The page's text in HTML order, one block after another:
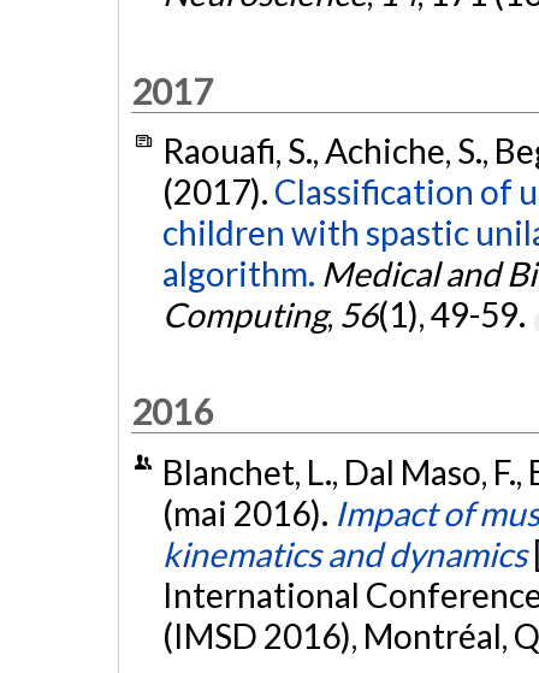
2017
Raouafi, S., Achiche, S.,
(2017). Classification of
children with spastic
algorithm. Medical and
Computing, 56(1), 49-59.
2016
Blanchet, L., Dal Maso,
(mai 2016). Impact of
kinematics and dynamics
International
(IMSD 2016), Montréal,